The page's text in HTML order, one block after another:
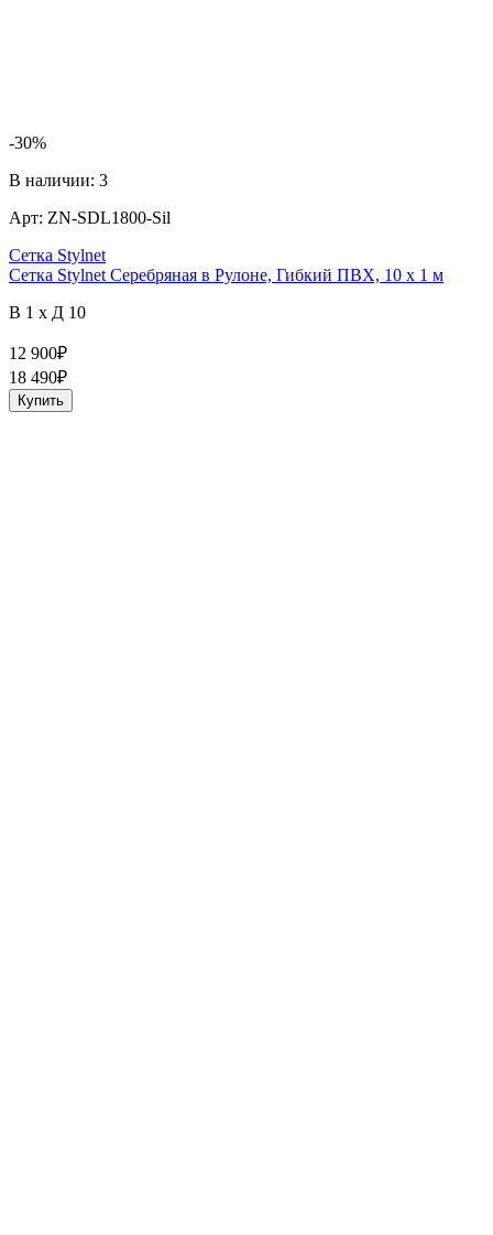
-30%
В наличии: 3
Арт: ZN-SDL1800-Sil
Сетка Stylnet
Сетка Stylnet Cеребряная в Рулоне, Гибкий ПВХ, 10 x 1 м
В 1 x Д 10
12 900₽
18 490₽
Купить